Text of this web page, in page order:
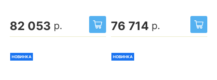
82 053 р. 76 714 р.
НОВИНКА НОВИНКА